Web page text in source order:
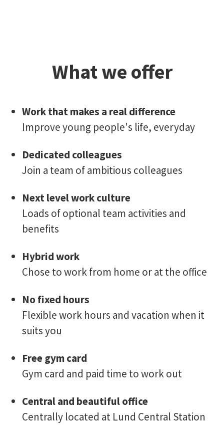
What we offer
Work that makes a real difference
Improve young people's life, everyday
Dedicated colleagues
Join a team of ambitious colleagues
Next level work culture
Loads of optional team activities and
benefits
Hybrid work
Chose to work from home or at the office
No fixed hours
Flexible work hours and vacation when it
suits you
Free gym card
Gym card and paid time to work out
Central and beautiful office
Centrally located at Lund Central Station